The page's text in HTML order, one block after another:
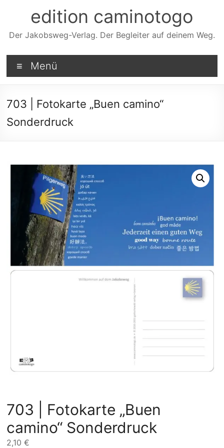
edition caminotogo
Der Jakobsweg-Verlag. Der Begleiter auf deinem Weg.
Menü
703 | Fotokarte „Buen camino“
Sonderdruck
703 | Fotokarte „Buen
camino“ Sonderdruck
2,10€